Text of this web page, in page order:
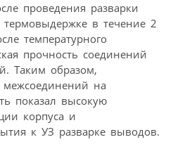
проведения разварки
в течение 2
температурного
прочность соединений
Таким образом,
на
показал высокую
корпуса и
к УЗ разварке выводов.